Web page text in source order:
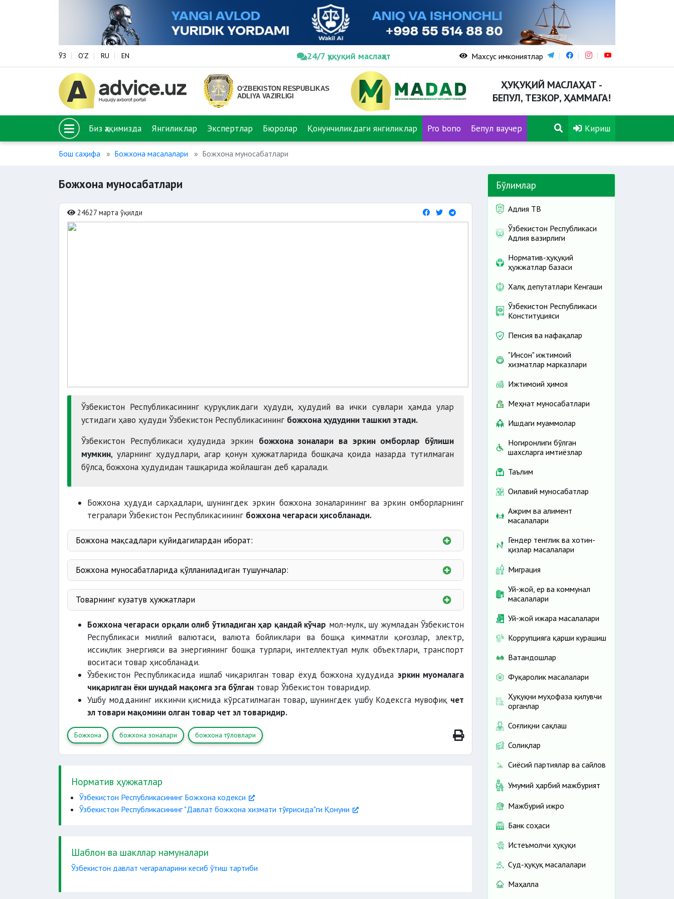
ЎЗ O‘Z RU EN 24/7 ҳуқуқий маслаҳат Махсус имкониятлар
ҲУҚУҚИЙ МАСЛАҲАТ -
БЕПУЛ, ТЕЗКОР, ҲАММАГА!
Биз ҳақимизда Янгиликлар Экспертлар Бюролар Қонунчиликдаги янгиликлар Pro bono Бепул ваучер Кириш
Бош саҳифа Божхона масалалари Божхона муносабатлари
Божхона муносабатлари
24627 марта ўқилди
Ўзбекистон Республикасининг қуруқликдаги ҳудуди, ҳудудий ва ички сувлари ҳамда улар
устидаги ҳаво ҳудуди Ўзбекистон Республикасининг божхона ҳудудини ташкил этади.
Ўзбекистон Республикаси ҳудудида эркин божхона зоналари ва эркин омборлар бўлиши
мумкин, уларнинг ҳудудлари, агар қонун ҳужжатларида бошқача қоида назарда тутилмаган
бўлса, божхона ҳудудидан ташқарида жойлашган деб қаралади.
Божхона ҳудуди сарҳадлари, шунингдек эркин божхона зоналарининг ва эркин омборларнинг
тегралари Ўзбекистон Республикасининг божхона чегараси ҳисобланади.
Божхона мақсадлари қуйидагилардан иборат:
товарлар ва транспорт воситаларини олиб ўтиш,
божхона тўловлари
чек қўйиш ва уларнинг олдини олиш.
Божхона муносабатларида қўлланиладиган тушунчалар:
божхона брокери
божхона иши
божхона ҳамроҳлигида кузатиб бориш
божхона операцияси
божхона режими
декларациялаш
Товарнинг кузатув ҳужжатлари
Божхона чегараси орқали олиб ўтиладиган ҳар қандай кўчар мол-мулк, шу жумладан Ўзбекистон
Республикаси миллий валютаси, валюта бойликлари ва бошқа қимматли қоғозлар, электр,
иссиқлик энергияси ва энергиянинг бошқа турлари, интеллектуал мулк объектлари, транспорт
воситаси товар ҳисобланади.
Ўзбекистон Республикасида ишлаб чиқарилган товар ёхуд божхона ҳудудида эркин муомалага
чиқарилган ёки шундай мақомга эга бўлган товар Ўзбекистон товаридир.
Ушбу модданинг иккинчи қисмида кўрсатилмаган товар, шунингдек ушбу Кодексга мувофиқ чет
эл товари мақомини олган товар чет эл товаридир.
Божхона божхона зоналари божхона тўловлари
Норматив ҳужжатлар
Ўзбекистон Республикасининг Божхона кодекси
Ўзбекистон Республикасининг "Давлат божхона хизмати тўғрисида"ги Қонуни
Шаблон ва шакллар намуналари
Ўзбекистон давлат чегараларини кесиб ўтиш тартиби
Бўлимлар
Адлия ТВ
Ўзбекистон Республикаси
Адлия вазирлиги
Норматив-ҳуқуқий
ҳужжатлар базаси
Халқ депутатлари Кенгаши
Ўзбекистон Республикаси
Конституцияси
Пенсия ва нафақалар
"Инсон" ижтимоий
хизматлар марказлари
Ижтимоий ҳимоя
Меҳнат муносабатлари
Ишдаги муаммолар
Ногиронлиги бўлган
шахсларга имтиёзлар
Таълим
Оилавий муносабатлар
Ажрим ва алимент
масалалари
Гендер тенглик ва хотин-
қизлар масалалари
Миграция
Уй-жой, ер ва коммунал
масалалари
Уй-жой ижара масалалари
Коррупцияга қарши курашиш
Ватандошлар
Фуқаролик масалалари
Ҳуқуқни муҳофаза қилувчи
органлар
Соғлиқни сақлаш
Солиқлар
Сиёсий партиялар ва сайлов
Умумий ҳарбий мажбурият
Мажбурий ижро
Банк соҳаси
Истеъмолчи ҳуқуқи
Суд-ҳуқуқ масалалари
Маҳалла